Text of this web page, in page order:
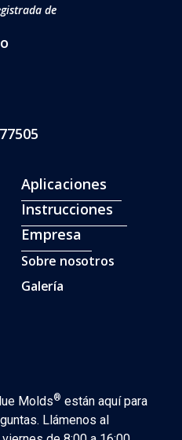
de
Aplicaciones
Instrucciones
Empresa
Sobre nosotros
Galería
Molds® están aquí para
Llámenos al